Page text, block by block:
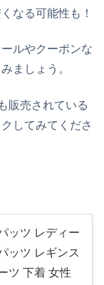
なる可能性も！
ルやクーポンな
ましょう。
販売されている
してみてくださ
ッツ レディー
ッツ レギンス
ツ 下着 女性